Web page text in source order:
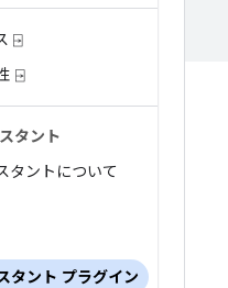
⍈
⍈
タント
タントについて
タント プラグイン